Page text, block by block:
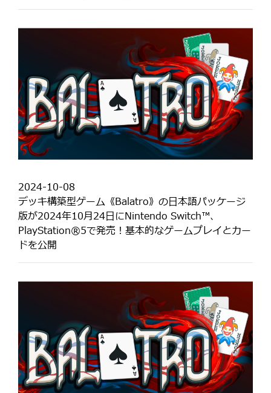
2024-10-08
デッキ構築型ゲーム《Balatro》の日本語パッケージ
版が2024年10月24日にNintendo Switch™️、
PlayStation®5で発売！基本的なゲームプレイとカー
ドを公開